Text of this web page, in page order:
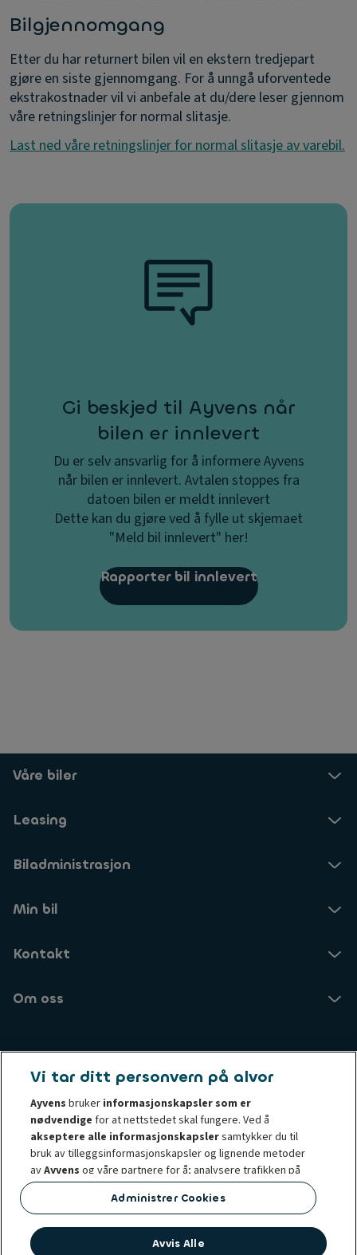
Bilgjennomgang
Etter du har returnert bilen vil en ekstern tredjepart
gjøre en siste gjennomgang. For å unngå uforventede
ekstrakostnader vil vi anbefale at du/dere leser gjennom
våre retningslinjer for normal slitasje.
Last ned våre retningslinjer for normal slitasje av varebil.
Gi beskjed til Ayvens når
bilen er innlevert
Du er selv ansvarlig for å informere Ayvens
når bilen er innlevert. Avtalen stoppes fra
datoen bilen er meldt innlevert
Dette kan du gjøre ved å fylle ut skjemaet
"Meld bil innlevert" her!
Rapporter bil innlevert
Våre biler
Leasing
Biladministrasjon
Min bil
Kontakt
Om oss
Ayvens Norge
Brynsengveien 10
0667 Oslo
Kjenn din kunde-prinsippet
Åpenhetsloven
Gjennomføring og etiske prinsipper
Retningslinjer for cookies
Klager
Dine data, dine valg
Vilkår og betingelser
Whistleblowing
Personvernerklæring
Ayvens.com Societe Generale
Vi tar ditt personvern på alvor
Ayvens bruker informasjonskapsler som er
nødvendige for at nettstedet skal fungere. Ved å
akseptere alle informasjonskapslersamtykker du til
bruk av tilleggsinformasjonskapsler og lignende metoder
avAyvens og våre partnere for å; analysere trafikken på
nettstedet og nettadferd, tilby sosiale mediefunksjoner
og tilpasse innhold og annonser på/utenfor nettstedet
Administrer Cookies
Avvis Alle